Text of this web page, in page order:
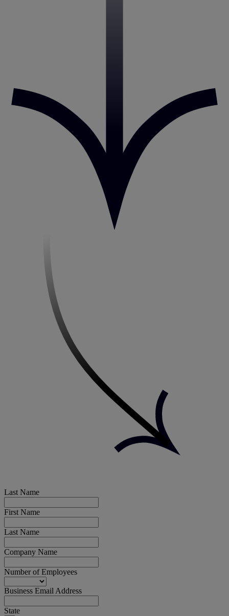
Last Name
First Name
Last Name
Company Name
Number of Employees
Business Email Address
State